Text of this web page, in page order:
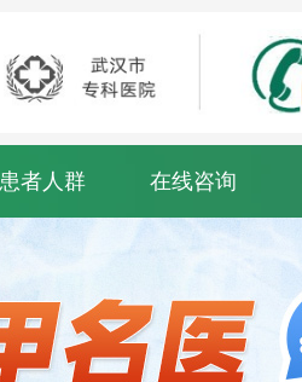
患者人群 在线咨询